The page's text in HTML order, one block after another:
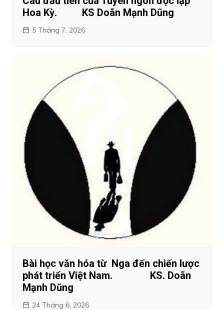
Hoa Kỳ. KS Doãn Mạnh Dũng
5 Tháng 7, 2026
Bài học văn hóa từ Nga đến chiến lược
phát triển Việt Nam. KS. Doãn
Mạnh Dũng
24 Tháng 6, 2026